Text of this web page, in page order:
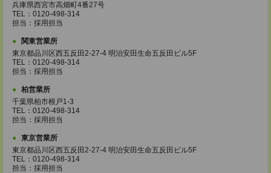
兵庫県西宮市高畑町4番27号
TEL：0120-498-314
担当：採用担当
関東営業所
東京都品川区西五反田2-27-4 明治安田生命五反田ビル5F
TEL：0120-498-314
担当：採用担当
柏営業所
千葉県柏市根戸1-3
TEL：0120-498-314
担当：採用担当
東京営業所
東京都品川区西五反田2-27-4 明治安田生命五反田ビル5F
TEL：0120-498-314
担当：採用担当